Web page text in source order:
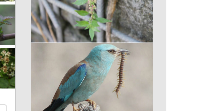
Pariétaire de Judée